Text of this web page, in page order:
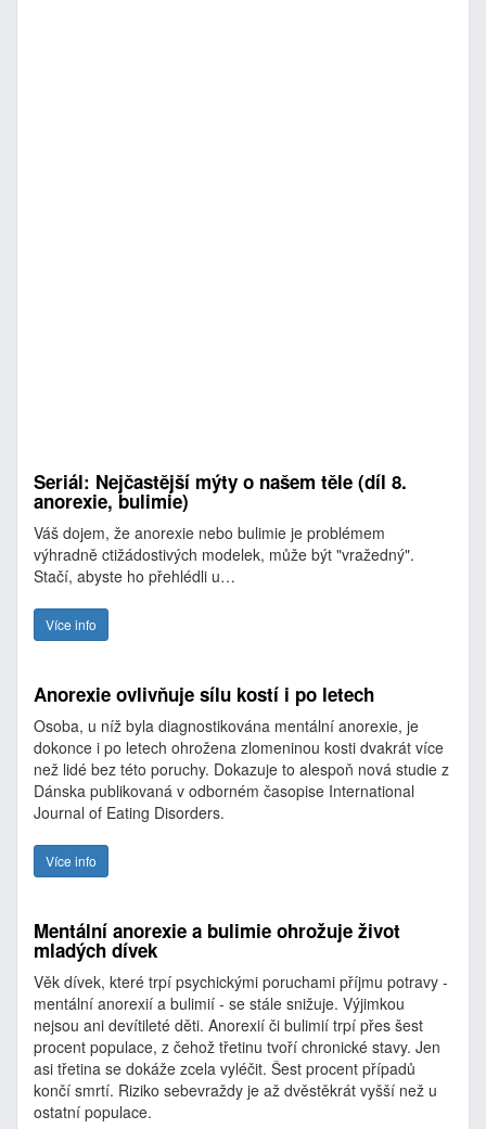
Seriál: Nejčastější mýty o našem těle (díl 8.
anorexie, bulimie)
Váš dojem, že anorexie nebo bulimie je problémem
výhradně ctižádostivých modelek, může být "vražedný".
Stačí, abyste ho přehlédli u…
Více info
Anorexie ovlivňuje sílu kostí i po letech
Osoba, u níž byla diagnostikována mentální anorexie, je
dokonce i po letech ohrožena zlomeninou kosti dvakrát více
než lidé bez této poruchy. Dokazuje to alespoň nová studie z
Dánska publikovaná v odborném časopise International
Journal of Eating Disorders.
Více info
Mentální anorexie a bulimie ohrožuje život
mladých dívek
Věk dívek, které trpí psychickými poruchami příjmu potravy -
mentální anorexií a bulimií - se stále snižuje. Výjimkou
nejsou ani devítileté děti. Anorexií či bulimií trpí přes šest
procent populace, z čehož třetinu tvoří chronické stavy. Jen
asi třetina se dokáže zcela vyléčit. Šest procent případů
končí smrtí. Riziko sebevraždy je až dvěstěkrát vyšší než u
ostatní populace.